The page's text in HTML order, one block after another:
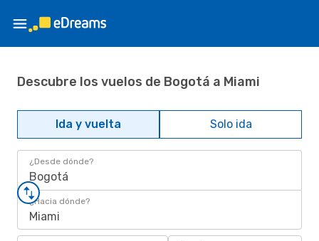
Descubre los vuelos de Bogotá a Miami
Ida y vuelta Solo ida
¿Desde dónde?
Bogotá
¿Hacia dónde?
Miami